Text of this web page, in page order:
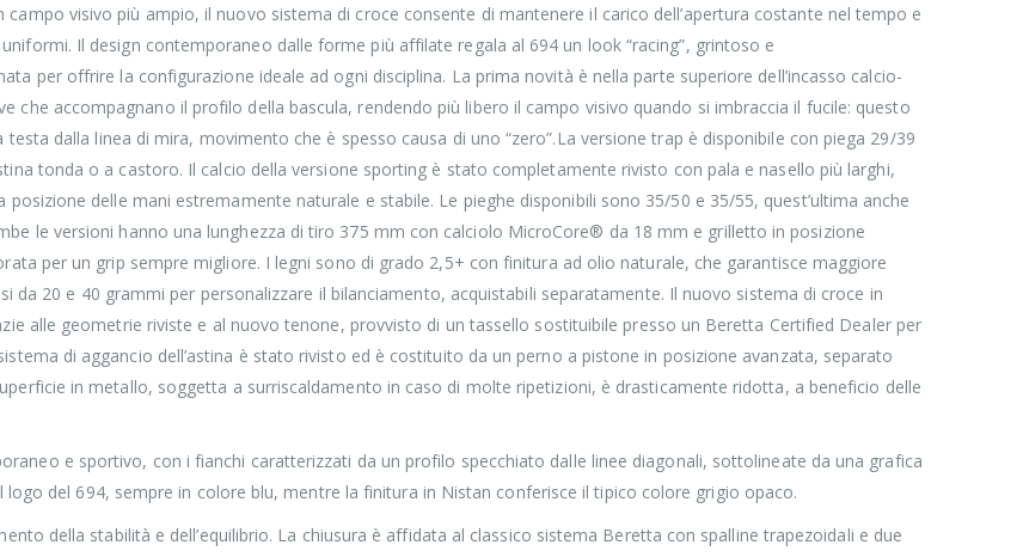
visivo più ampio, il nuovo sistema di croce consente di mantenere il carico dell’apertura costante nel tempo e
Il design contemporaneo dalle forme più affilate regala al 694 un look “racing”, grintoso e
per offrire la configurazione ideale ad ogni disciplina. La prima novità è nella parte superiore dell’incasso calcio-
che accompagnano il profilo della bascula, rendendo più libero il campo visivo quando si imbraccia il fucile: questo
dalla linea di mira, movimento che è spesso causa di uno “zero”.La versione trap è disponibile con piega 29/39
tonda o a castoro. Il calcio della versione sporting è stato completamente rivisto con pala e nasello più larghi,
delle mani estremamente naturale e stabile. Le pieghe disponibili sono 35/50 e 35/55, quest’ultima anche
le versioni hanno una lunghezza di tiro 375 mm con calciolo MicroCore® da 18 mm e grilletto in posizione
per un grip sempre migliore. I legni sono di grado 2,5+ con finitura ad olio naturale, che garantisce maggiore
da 20 e 40 grammi per personalizzare il bilanciamento, acquistabili separatamente. Il nuovo sistema di croce in
alle geometrie riviste e al nuovo tenone, provvisto di un tassello sostituibile presso un Beretta Certified Dealer per
di aggancio dell’astina è stato rivisto ed è costituito da un perno a pistone in posizione avanzata, separato
in metallo, soggetta a surriscaldamento in caso di molte ripetizioni, è drasticamente ridotta, a beneficio delle
e sportivo, con i fianchi caratterizzati da un profilo specchiato dalle linee diagonali, sottolineate da una grafica
del 694, sempre in colore blu, mentre la finitura in Nistan conferisce il tipico colore grigio opaco.
della stabilità e dell’equilibrio. La chiusura è affidata al classico sistema Beretta con spalline trapezoidali e due